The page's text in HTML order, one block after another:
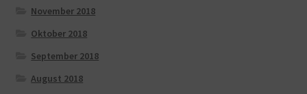
November 2018
Oktober 2018
September 2018
August 2018